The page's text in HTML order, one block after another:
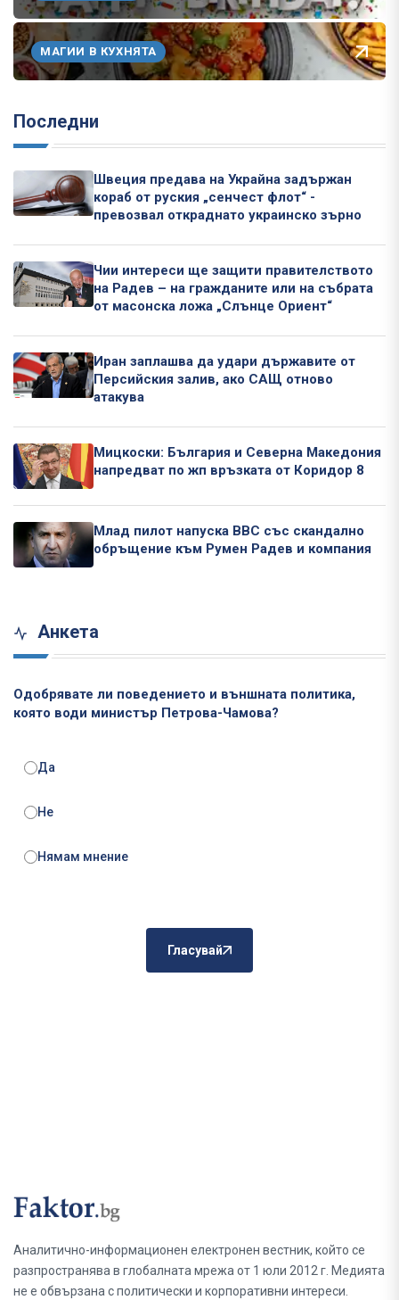
МАГИИ В КУХНЯТА
Последни
Швеция предава на Украйна задържан
кораб от руския „сенчест флот“ -
превозвал откраднато украинско зърно
Чии интереси ще защити правителството
на Радев – на гражданите или на събрата
от масонска ложа „Слънце Ориент“
Иран заплашва да удари държавите от
Персийския залив, ако САЩ отново
атакува
Мицкоски: България и Северна Македония
напредват по жп връзката от Коридор 8
Млад пилот напуска ВВС със скандално
обръщение към Румен Радев и компания
Анкета
Одобрявате ли поведението и външната политика,
която води министър Петрова-Чамова?
Да
Не
Нямам мнение
Гласувай
Аналитично-информационен електронен вестник, който се
разпространява в глобалната мрежа от 1 юли 2012 г. Медията
не е обвързана с политически и корпоративни интереси.